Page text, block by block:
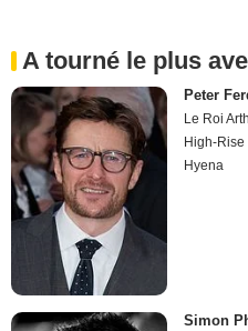
A tourné le plus
Peter
Le Roi
High-Rise
Hyena
Simon